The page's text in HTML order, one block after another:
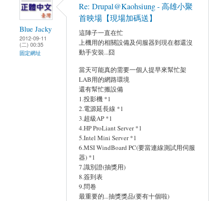
Blue Jacky
2012-09-11
(二) 00:35
固定網址
Re: Drupal@Kaohsiung - 高雄小聚
首映場【現場加碼送】
這陣子一直在忙
上機用的相關設備及伺服器到現在都還沒
動手安裝...囧
當天可能真的需要一個人提早來幫忙架
LAB用的網路環境
還有幫忙搬設備
1.投影機 *1
2.電源延長線 *1
3.超級AP *1
4.HP ProLiant Server *1
5.Intel Mini Server *1
6.MSI WindBoard PC(要當連線測試用伺服
器) *1
7.識別證(抽獎用)
8.簽到表
9.問卷
最重要的...抽獎獎品(要有十個啦)